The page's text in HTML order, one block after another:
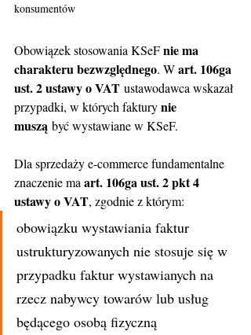
konsumentów
Obowiązek stosowania KSeF nie ma
charakteru bezwzględnego. W art. 106ga
ust. 2 ustawy o VAT ustawodawca wskazał
przypadki, w których faktury nie
muszą być wystawiane w KSeF.
Dla sprzedaży e-commerce fundamentalne
znaczenie ma art. 106ga ust. 2 pkt 4
ustawy o VAT, zgodnie z którym:
obowiązku wystawiania faktur
ustrukturyzowanych nie stosuje się w
przypadku faktur wystawianych na
rzecz nabywcy towarów lub usług
będącego osobą fizyczną